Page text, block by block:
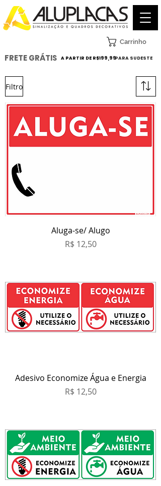
Carrinho
FRETE GRÁTIS A PARTIR DE R$199,99PARA SUDESTE
Filtro
Aluga-se/ Alugo
Preço
R$ 12,50
Adesivo Economize Água e Energia
Preço
R$ 12,50